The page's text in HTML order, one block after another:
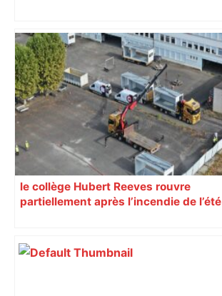
Bilan du marché du logement neuf :
une lueur d'espoir pour l'immobilier à
Toulouse ? – Actu.fr
le collège Hubert Reeves rouvre
partiellement après l’incendie de l’été